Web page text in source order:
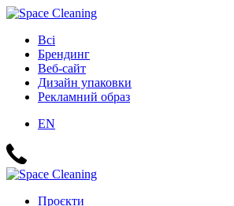
Всі
Брендинг
Веб-сайт
Дизайн упаковки
Рекламний образ
EN
Проєкти